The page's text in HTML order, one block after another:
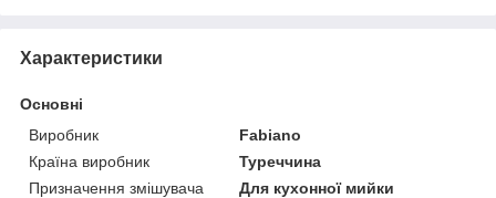
Характеристики
Основні
Виробник
Fabiano
Країна виробник
Туреччина
Призначення змішувача
Для кухонної мийки